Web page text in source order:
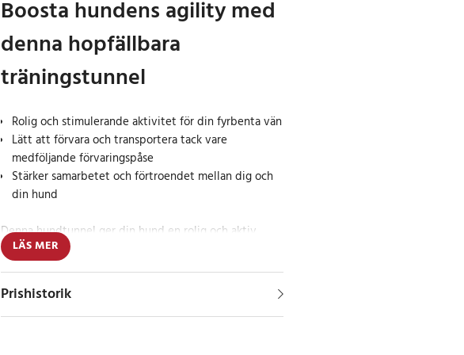
Boosta hundens agility med
denna hopfällbara
träningstunnel
Rolig och stimulerande aktivitet för din fyrbenta vän
Lätt att förvara och transportera tack vare
medföljande förvaringspåse
Stärker samarbetet och förtroendet mellan dig och
din hund
Denna hundtunnel ger din hund en rolig och aktiv
träningsform som utvecklar både fysik och
självförtroende. Den passar perfekt för dig som vill
kombinera lek och träning samtidigt som du stärker
samspelet mellan dig och din hund.
LÄS MER
Prishistorik